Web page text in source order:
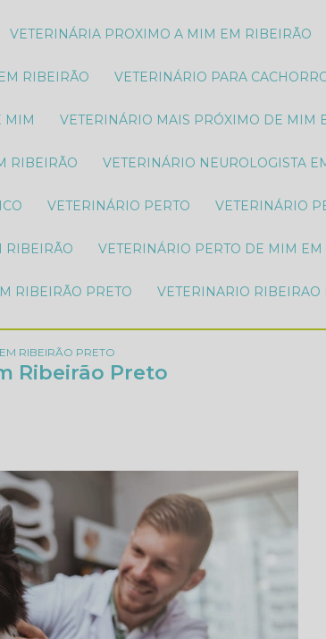
VETERINÁRIA PROXIMO A MIM EM RIBEIRÃO
RIBEIRÃO VETERINÁRIO PARA
MIM VETERINÁRIO MAIS PRÓXIMO DE MIM
RIBEIRÃO VETERINÁRIO NEUROLOGISTA
VETERINÁRIO PERTO VETERINÁRIO
RIBEIRÃO VETERINÁRIO PERTO DE MIM
RIBEIRÃO PRETO VETERINARIO RIBEIRAO
RIBEIRÃO PRETO
Ribeirão Preto